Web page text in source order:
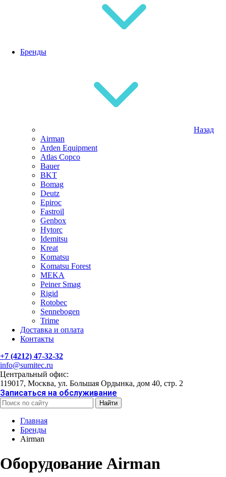
Бренды
Назад
Airman
Arden Equipment
Atlas Сopco
Bauer
BKT
Bomag
Deutz
Epiroc
Fastroil
Genbox
Hytorc
Idemitsu
Kreat
Komatsu
Komatsu Forest
MEKA
Peiner Smag
Rigid
Rotobec
Sennebogen
Trime
Доставка и оплата
Контакты
+7 (4212) 47-32-32
info@sumitec.ru
Центральный офис:
119017, Москва, ул. Большая Ордынка, дом 40, стр. 2
Записаться на обслуживание
Найти
Главная
Бренды
Airman
Оборудование Airman